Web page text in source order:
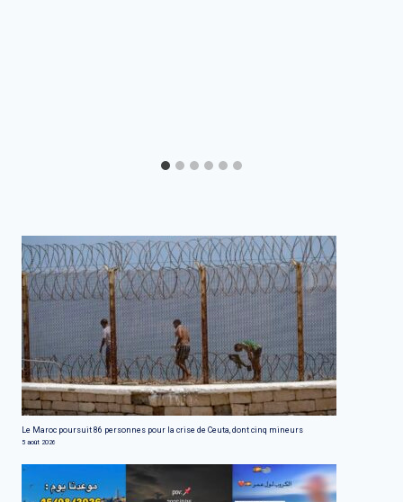
Le Maroc poursuit 86 personnes pour la crise de Ceuta, dont cinq mineurs
5 août 2026